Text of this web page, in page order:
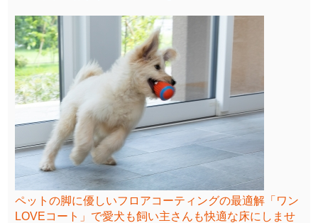
ペットの脚に優しいフロアコーティングの最適解「ワン
LOVEコート」で愛犬も飼い主さんも快適な床にしませ